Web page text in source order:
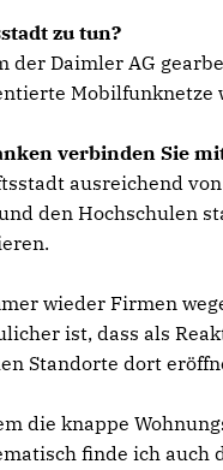
zu tun?
der Daimler AG
Mobilfunknetze
verbinden Sie
ausreichend
den Hochschulen
wieder Firmen
ist, dass als
Standorte dort
die knappe
finde ich auch